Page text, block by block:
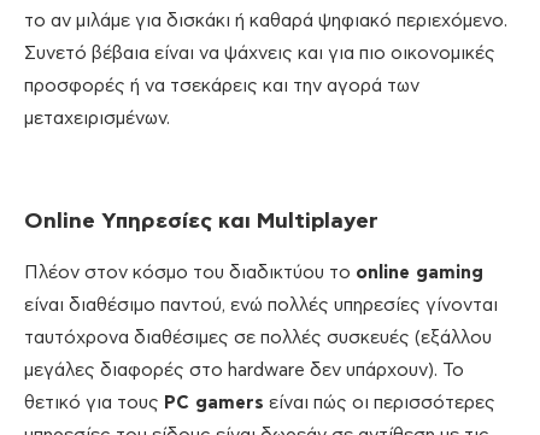
το αν μιλάμε για δισκάκι ή καθαρά ψηφιακό περιεχόμενο.
Συνετό βέβαια είναι να ψάχνεις και για πιο οικονομικές
προσφορές ή να τσεκάρεις και την αγορά των
μεταχειρισμένων.
Online Υπηρεσίες και Multiplayer
Πλέον στον κόσμο του διαδικτύου το online gaming
είναι διαθέσιμο παντού, ενώ πολλές υπηρεσίες γίνονται
ταυτόχρονα διαθέσιμες σε πολλές συσκευές (εξάλλου
μεγάλες διαφορές στο hardware δεν υπάρχουν). Το
θετικό για τους PC gamers είναι πώς οι περισσότερες